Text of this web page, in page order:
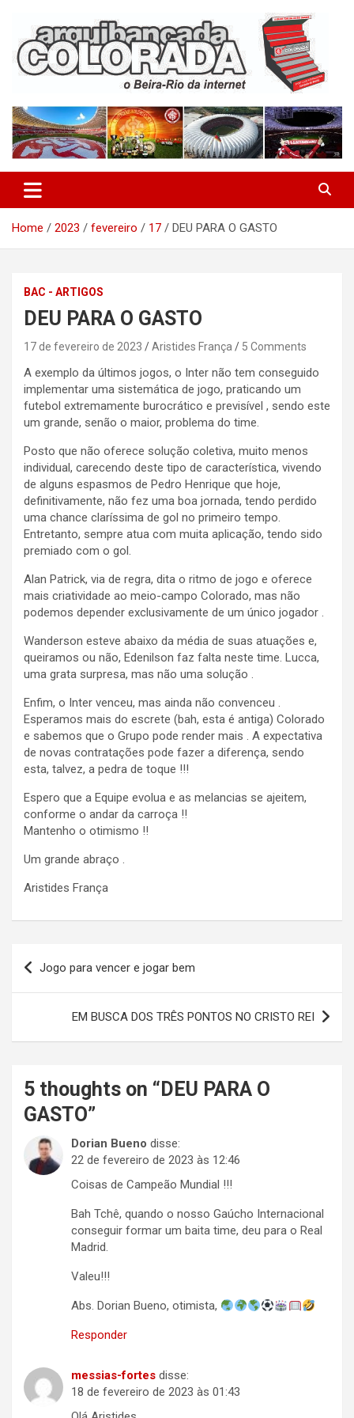
content
Arquibancada Colorada
Home 2023 fevereiro 17 DEU PARA O GASTO
BAC - ARTIGOS
DEU PARA O GASTO
17 de fevereiro de 2023 Aristides França 5 Comments
A exemplo da últimos jogos, o Inter não tem conseguido
implementar uma sistemática de jogo, praticando um
futebol extremamente burocrático e previsível , sendo este
um grande, senão o maior, problema do time.
Posto que não oferece solução coletiva, muito menos
individual, carecendo deste tipo de característica, vivendo
de alguns espasmos de Pedro Henrique que hoje,
definitivamente, não fez uma boa jornada, tendo perdido
uma chance claríssima de gol no primeiro tempo.
Entretanto, sempre atua com muita aplicação, tendo sido
premiado com o gol.
Alan Patrick, via de regra, dita o ritmo de jogo e oferece
mais criatividade ao meio-campo Colorado, mas não
podemos depender exclusivamente de um único jogador .
Wanderson esteve abaixo da média de suas atuações e,
queiramos ou não, Edenilson faz falta neste time. Lucca,
uma grata surpresa, mas não uma solução .
Enfim, o Inter venceu, mas ainda não convenceu .
Esperamos mais do escrete (bah, esta é antiga) Colorado
e sabemos que o Grupo pode render mais . A expectativa
de novas contratações pode fazer a diferença, sendo
esta, talvez, a pedra de toque !!!
Espero que a Equipe evolua e as melancias se ajeitem,
conforme o andar da carroça !!
Mantenho o otimismo !!
Um grande abraço .
Aristides França
Navegação
de
Jogo para vencer e jogar bem
EM BUSCA DOS TRÊS PONTOS NO CRISTO REI
5 thoughts on “ DEU PARA O
GASTO”
Dorian Bueno disse:
22 de fevereiro de 2023 às 12:46
Coisas de Campeão Mundial !!!
Bah Tchê, quando o nosso Gaúcho Internacional
conseguir formar um baita time, deu para o Real
Madrid.
Valeu!!!
Abs. Dorian Bueno, otimista,
Responder
messias-fortes disse:
18 de fevereiro de 2023 às 01:43